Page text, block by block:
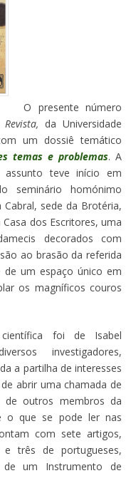
O presente número
da Universidade
um dossiê temático
temas e problemas. A
teve início em
seminário homónimo
sede da Brotéria,
dos Escritores, uma
decorados com
ao brasão da referida
um espaço único em
os magníficos couros
foi de Isabel
investigadores,
a partilha de interesses
abrir uma chamada de
de outros membros da
o que se pode ler nas
com sete artigos,
e três de portugueses,
de um Instrumento de